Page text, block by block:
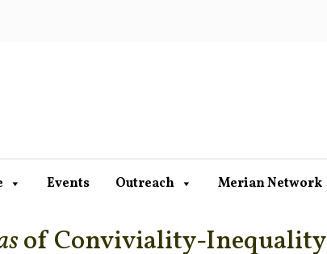
Events Outreach Merian Network
of Conviviality-Inequality